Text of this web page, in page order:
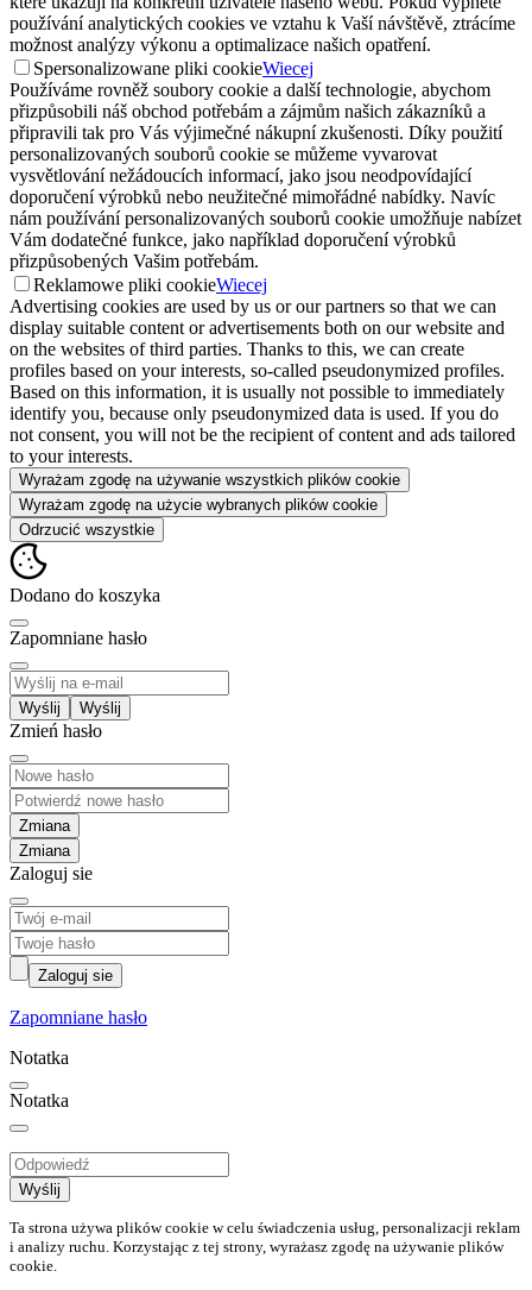
používání analytických cookies ve vztahu k Vaší návštěvě, ztrácíme
možnost analýzy výkonu a optimalizace našich opatření.
Spersonalizowane pliki cookieWiecej
Používáme rovněž soubory cookie a další technologie, abychom
přizpůsobili náš obchod potřebám a zájmům našich zákazníků a
připravili tak pro Vás výjimečné nákupní zkušenosti. Díky použití
personalizovaných souborů cookie se můžeme vyvarovat
vysvětlování nežádoucích informací, jako jsou neodpovídající
doporučení výrobků nebo neužitečné mimořádné nabídky. Navíc
nám používání personalizovaných souborů cookie umožňuje nabízet
Vám dodatečné funkce, jako například doporučení výrobků
přizpůsobených Vašim potřebám.
Reklamowe pliki cookieWiecej
Advertising cookies are used by us or our partners so that we can
display suitable content or advertisements both on our website and
on the websites of third parties. Thanks to this, we can create
profiles based on your interests, so-called pseudonymized profiles.
Based on this information, it is usually not possible to immediately
identify you, because only pseudonymized data is used. If you do
not consent, you will not be the recipient of content and ads tailored
to your interests.
Wyrażam zgodę na używanie wszystkich plików cookie
Wyrażam zgodę na użycie wybranych plików cookie
Odrzucić wszystkie
Dodano do koszyka
Zapomniane hasło
Wyślij
Zmień hasło
Zmiana
Zaloguj sie
Zaloguj sie
Zapomniane hasło
Notatka
Notatka
Wyślij
Ta strona używa plików cookie w celu świadczenia usług, personalizacji reklam
i analizy ruchu. Korzystając z tej strony, wyrażasz zgodę na używanie plików
cookie.